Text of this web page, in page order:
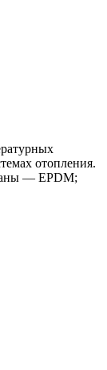
отопления.
— EPDM;